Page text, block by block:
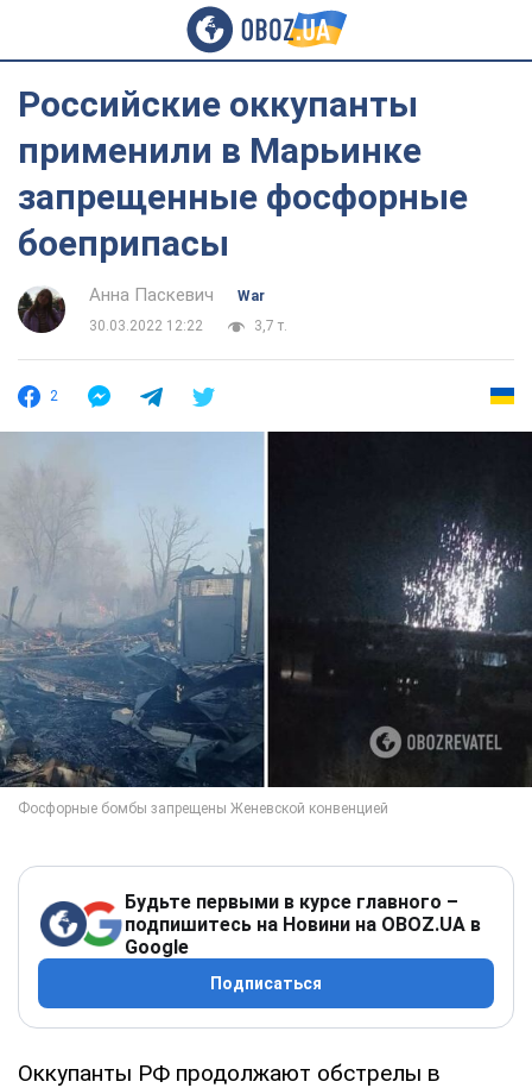
Российские оккупанты
применили в Марьинке
запрещенные фосфорные
боеприпасы
Анна Паскевич
War
30.03.2022 12:22
3,7 т.
2
Будьте первыми в курсе главного –
подпишитесь на Новини на OBOZ.UA в
Google
Подписаться
Оккупанты РФ продолжают обстрелы в